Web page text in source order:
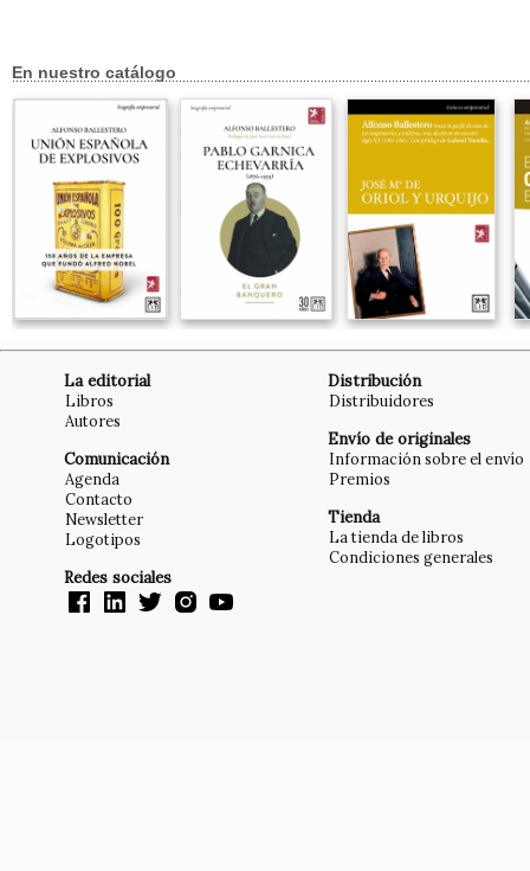
En nuestro catálogo
La editorial
Libros
Autores
Comunicación
Agenda
Contacto
Newsletter
Logotipos
Redes sociales
Distribución
Distribuidores
Envío de originales
Información sobre el envío
Premios
Tienda
La tienda de libros
Condiciones generales